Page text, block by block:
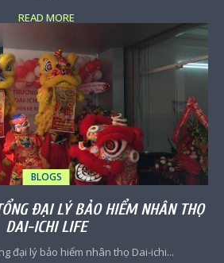
READ MORE
BLOGS
ĐẠI LÝ BẢO HIỂM NHÂN THỌ
DAI-ICHI LIFE
đại lý bảo hiểm nhân thọ Dai-ichi...